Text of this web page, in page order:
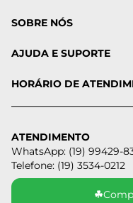
SOBRE NÓS
AJUDA E SUPORTE
HORÁRIO DE
ATENDIMENTO
WhatsApp: (19) 99429-
Telefone: (19) 3534-0212
☘